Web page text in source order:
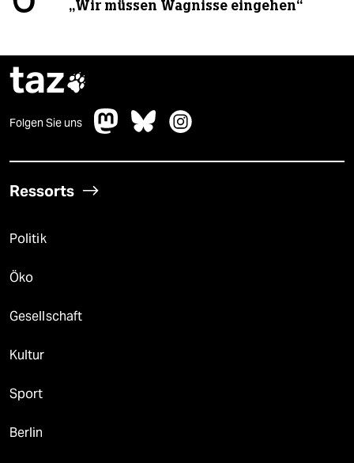
„Wir müssen Wagnisse eingehen“
taz
Folgen Sie uns
Ressorts
Politik
Öko
Gesellschaft
Kultur
Sport
Berlin